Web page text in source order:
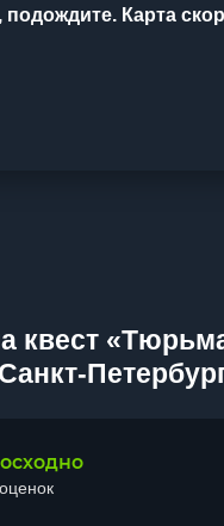
Карта
квест